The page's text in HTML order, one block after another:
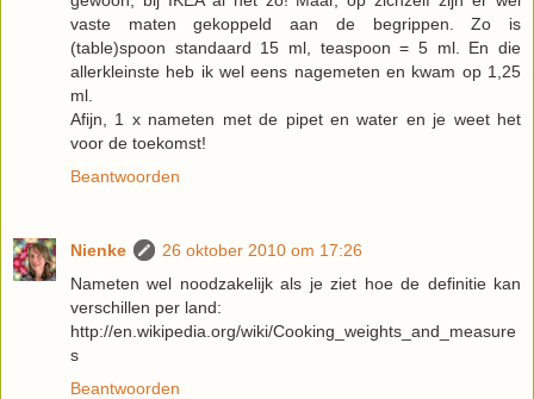
vaste maten gekoppeld aan de begrippen. Zo is
(table)spoon standaard 15 ml, teaspoon = 5 ml. En die
allerkleinste heb ik wel eens nagemeten en kwam op 1,25
ml.
Afijn, 1 x nameten met de pipet en water en je weet het
voor de toekomst!
Beantwoorden
Nienke
26 oktober 2010 om 17:26
Nameten wel noodzakelijk als je ziet hoe de definitie kan
verschillen per land:
http://en.wikipedia.org/wiki/Cooking_weights_and_measure
s
Beantwoorden